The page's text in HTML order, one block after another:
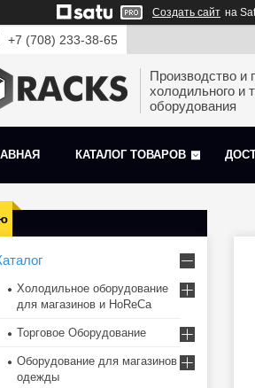
Создать сайт на
+7 (708) 233-38-65
Производство и
холодильного и
оборудования
КАТАЛОГ ТОВАРОВ
Холодильное оборудование
для магазинов и HoReCa
Торговое Оборудование
Оборудование для магазинов
одежды